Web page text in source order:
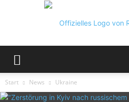
Start News Ukraine